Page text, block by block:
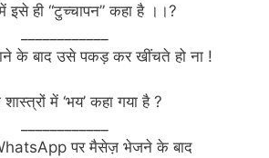
इसे ही “टुच्चापन” कहा है ।।?
के बाद उसे पकड़ कर खींचते हो ना !
में ‘भय’ कहा गया है ?
पर मैसेज़ भेजने के बाद